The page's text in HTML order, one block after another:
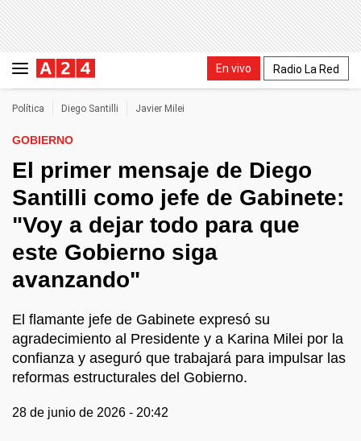
En vivo Radio La Red
Política Diego Santilli Javier Milei
GOBIERNO
El primer mensaje de Diego
Santilli como jefe de Gabinete:
"Voy a dejar todo para que
este Gobierno siga
avanzando"
El flamante jefe de Gabinete expresó su
agradecimiento al Presidente y a Karina Milei por la
confianza y aseguró que trabajará para impulsar las
reformas estructurales del Gobierno.
28 de junio de 2026 - 20:42